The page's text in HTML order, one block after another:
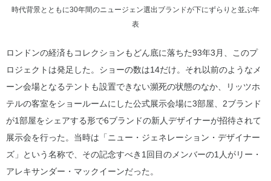
時代背景とともに30年間のニュージェン選出ブランドが下にずらりと並ぶ年
表
ロンドンの経済もコレクションもどん底に落ちた93年3月、このプ
ロジェクトは発足した。ショーの数は14だけ。それ以前のようなメ
ーン会場となるテントも設置できない瀕死の状態のなか、リッツホ
テルの客室をショールームにした公式展示会場に3部屋、2ブランド
が1部屋をシェアする形で6ブランドの新人デザイナーが招待されて
展示会を行った。当時は「ニュー・ジェネレーション・デザイナー
ズ」という名称で、その記念すべき1回目のメンバーの1人がリー・
アレキサンダー・マックイーンだった。